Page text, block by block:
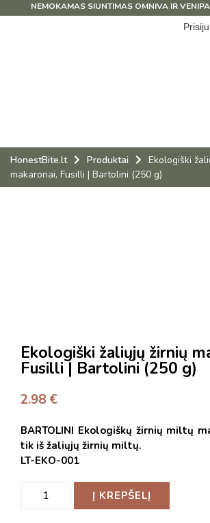
NEMOKAMAS SIUNTIMAS OMNIVA IR
HonestBite.lt Produktai
Ekologiški
makaronai, Fusilli | Bartolini (250 g)
Ekologiški žaliųjų žirnių
Fusilli | Bartolini (250 g)
2.98 €
BARTOLINI Ekologiškų žirnių miltų
tik iš žaliųjų žirnių miltų.
LT-EKO-001
Į KREPŠELĮ